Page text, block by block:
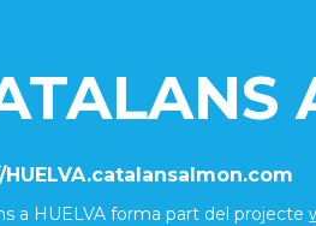
a HUELVA forma part del projecte